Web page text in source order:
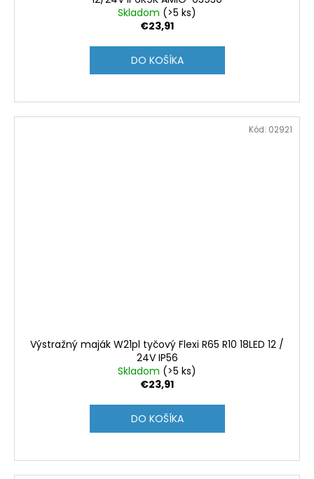
Skladom (>5 ks)
€23,91
DO KOŠÍKA
Výstražný maják W21pl tyčový Flexi R65 R10 18LED 12 /
24V IP56
Skladom (>5 ks)
€23,91
DO KOŠÍKA
Kód: 02921